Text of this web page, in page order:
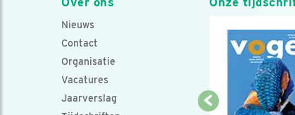
Nieuws
Contact
Organisatie
Vacatures
Jaarverslag